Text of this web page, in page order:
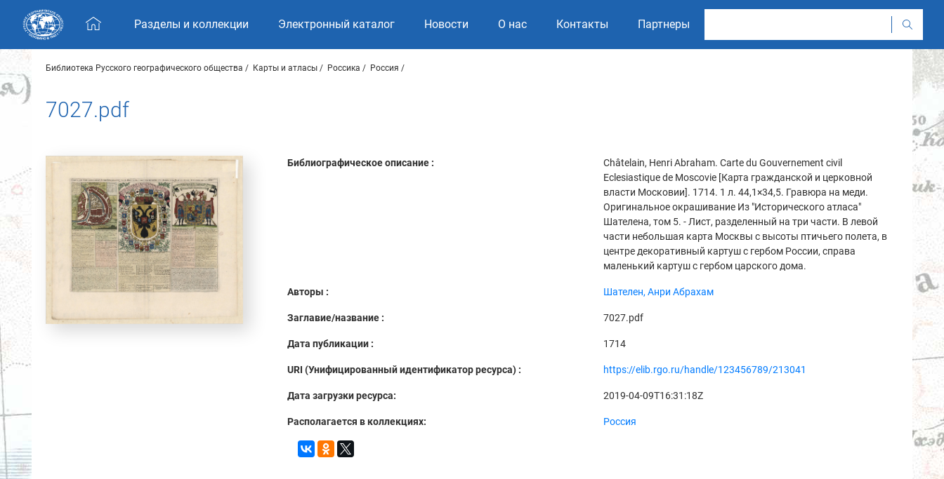
Skip navigation
Разделы и коллекции Электронный каталог Новости О нас Контакты Партнеры
Библиотека Русского географического общества Карты и атласы Россика Россия
7027.pdf
Библиографическое описание :
Châtelain, Henri Abraham. Carte du Gouvernement civil
Eclesiastique de Moscovie [Карта гражданской и церковной
власти Московии]. 1714. 1 л. 44,1×34,5. Гравюра на меди.
Оригинальное окрашивание Из "Исторического атласа"
Шателена, том 5. - Лист, разделенный на три части. В левой
части небольшая карта Москвы с высоты птичьего полета, в
центре декоративный картуш с гербом России, справа
маленький картуш с гербом царского дома.
Авторы : Шателен, Анри Абрахам
Заглавие/название : 7027.pdf
Дата публикации : 1714
URI (Унифицированный идентификатор ресурса) : https://elib.rgo.ru/handle/123456789/213041
Дата загрузки ресурса: 2019-04-09T16:31:18Z
Располагается в коллекциях: Россия